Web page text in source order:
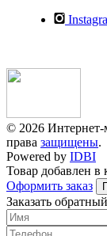
© 2026 Интернет-
права защищены.
Powered by IDBI
Товар добавлен в
Оформить заказ
Заказать